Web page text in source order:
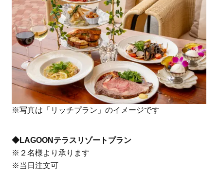
※写真は「リッチプラン」のイメージです
◆LAGOONテラスリゾートプラン
※２名様より承ります
※当日注文可